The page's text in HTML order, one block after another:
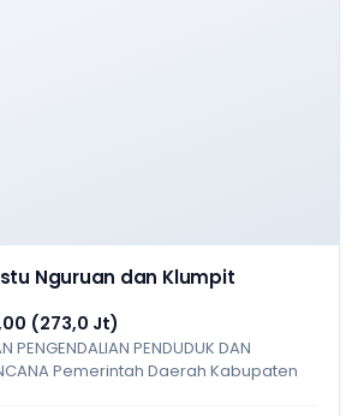
Nguruan dan Klumpit
(273,0 Jt)
PENGENDALIAN PENDUDUK DAN
Pemerintah Daerah Kabupaten